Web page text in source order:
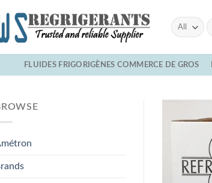
FLUIDES FRIGORIGÈNES COMMERCE DE GROS